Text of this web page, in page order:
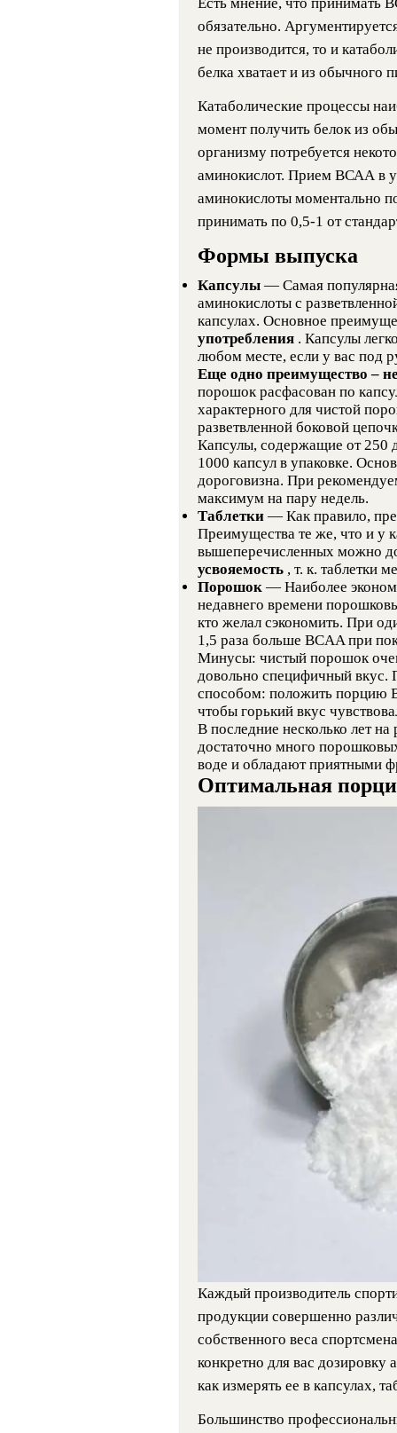
обязательно.
не производится, то и
белка хватает и из обычного
Катаболические процессы
момент получить белок из
организму потребуется
аминокислот. Прием ВСАА в
аминокислоты моментально
принимать по 0,5-1 от
Формы выпуска
Капсулы — Самая
аминокислоты с
капсулах. Основное
употребления . Капсулы
любом месте, если у вас под
Еще одно преимущество –
порошок расфасован по
характерного для чистой
разветвленной боковой
Капсулы, содержащие от 250
1000 капсул в упаковке.
дороговизна. При
максимум на пару недель.
Таблетки — Как правило,
Преимущества те же, что и у
вышеперечисленных можно
усвояемость , т. к. таблетки
Порошок — Наиболее
недавнего времени
кто желал сэкономить. При
1,5 раза больше BCAA при
Минусы: чистый порошок
довольно специфичный вкус.
способом: положить порцию
чтобы горький вкус
В последние несколько лет
достаточно много
воде и обладают приятными
Оптимальная
Каждый производитель
продукции совершенно
собственного веса
конкретно для вас дозировку
как измерять ее в капсулах,
Большинство